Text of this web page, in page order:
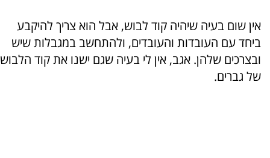
אין שום בעיה שיהיה קוד לבוש, אבל הוא צריך להיקבע
ביחד עם העובדות והעובדים, ולהתחשב במגבלות שיש
ובצרכים שלהן. אגב, אין לי בעיה שגם ישנו את קוד הלבוש
של גברים.